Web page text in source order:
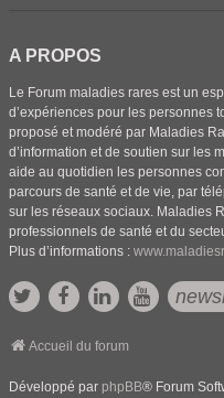
A PROPOS
Le Forum maladies rares est un
d’expériences pour les personnes
proposé et modéré par Maladies
d’information et de soutien sur les
aide au quotidien les personnes
parcours de santé et de vie, par
sur les réseaux sociaux. Maladies
professionnels de santé et du
Plus d’informations :
Accueil du forum
Développé par phpBB® Forum